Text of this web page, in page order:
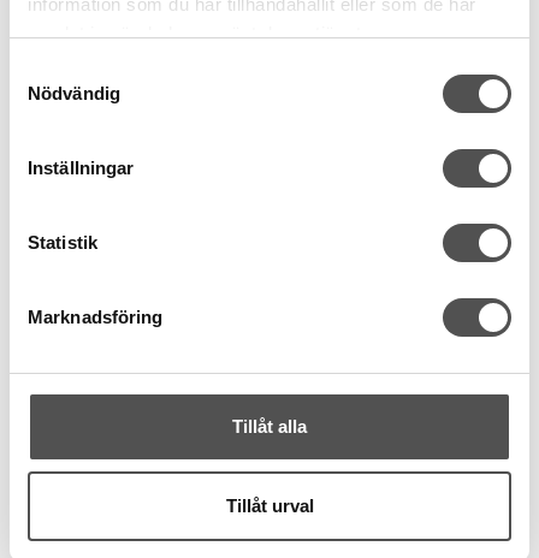
samlat in när du har använt deras tjänster.
Nödvändig
Inställningar
Statistik
Marknadsföring
Tillåt alla
Tillåt urval
41 kr
Finns i lager